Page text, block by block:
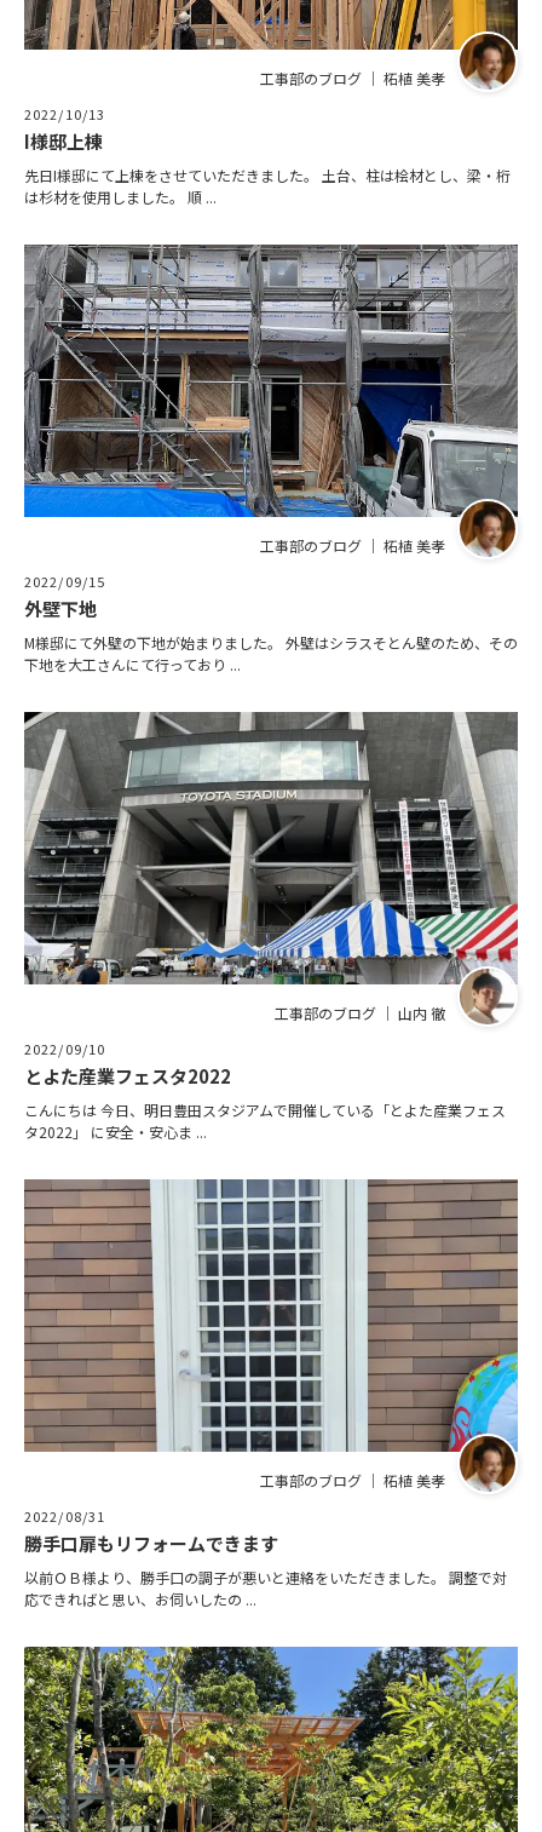
工事部のブログ ｜ 柘植 美孝
2022/10/13
I様邸上棟
先日I様邸にて上棟をさせていただきました。 土台、柱は桧材とし、梁・桁
は杉材を使用しました。 順 ...
工事部のブログ ｜ 柘植 美孝
2022/09/15
外壁下地
M様邸にて外壁の下地が始まりました。 外壁はシラスそとん壁のため、その
下地を大工さんにて行っており ...
工事部のブログ ｜ 山内 徹
2022/09/10
とよた産業フェスタ2022
こんにちは 今日、明日豊田スタジアムで開催している「とよた産業フェス
タ2022」 に安全・安心ま ...
工事部のブログ ｜ 柘植 美孝
2022/08/31
勝手口扉もリフォームできます
以前ＯＢ様より、勝手口の調子が悪いと連絡をいただきました。 調整で対
応できればと思い、お伺いしたの ...